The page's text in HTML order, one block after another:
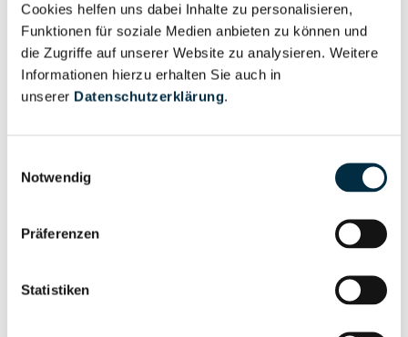
Cookies helfen uns dabei Inhalte zu personalisieren,
Funktionen für soziale Medien anbieten zu können und
die Zugriffe auf unserer Website zu analysieren. Weitere
Informationen hierzu erhalten Sie auch in
unserer Datenschutzerklärung.
Notwendig
Präferenzen
Statistiken
Eigentums- und Kontrollstruktur
Unternehmensprofil
Vollständiges
Unternehmensprofil